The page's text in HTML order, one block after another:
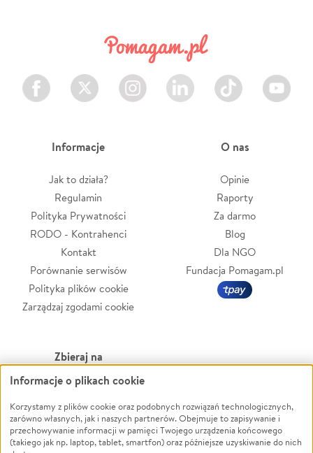
Facebook Twitter Instagram LinkedIn TikTok Youtube
Informacje
Jak to działa?
Regulamin
Polityka Prywatności
RODO - Kontrahenci
Kontakt
Porównanie serwisów
Polityka plików cookie
Zarządzaj zgodami cookie
O nas
Opinie
Raporty
Za darmo
Blog
Dla NGO
Fundacja Pomagam.pl
Zbieraj na
Leczenie
Zwierzęta
Pożar
Ukraina
Powódź
Wichura
NGO
Informacje o plikach cookie
Korzystamy z plików cookie oraz podobnych rozwiązań technologicznych,
zarówno własnych, jak i naszych partnerów. Obejmuje to zapisywanie i
przechowywanie informacji w pamięci Twojego urządzenia końcowego
(takiego jak np. laptop, tablet, smartfon) oraz późniejsze uzyskiwanie do nich